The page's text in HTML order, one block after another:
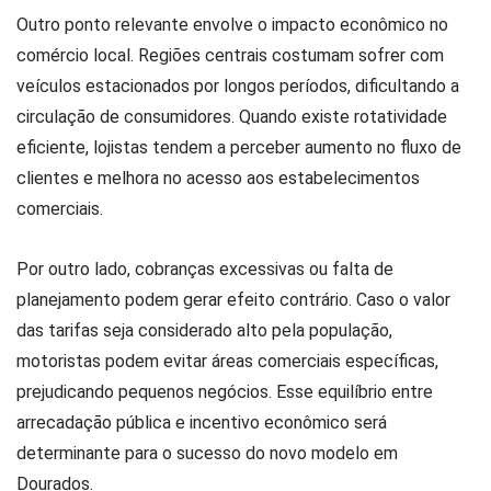
Outro ponto relevante envolve o impacto econômico no
comércio local. Regiões centrais costumam sofrer com
veículos estacionados por longos períodos, dificultando a
circulação de consumidores. Quando existe rotatividade
eficiente, lojistas tendem a perceber aumento no fluxo de
clientes e melhora no acesso aos estabelecimentos
comerciais.
Por outro lado, cobranças excessivas ou falta de
planejamento podem gerar efeito contrário. Caso o valor
das tarifas seja considerado alto pela população,
motoristas podem evitar áreas comerciais específicas,
prejudicando pequenos negócios. Esse equilíbrio entre
arrecadação pública e incentivo econômico será
determinante para o sucesso do novo modelo em
Dourados.